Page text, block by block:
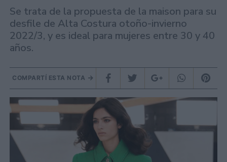
Se trata de la propuesta de la maison para su
desfile de Alta Costura otoño-invierno
2022/3, y es ideal para mujeres entre 30 y 40
años.
COMPARTÍ ESTA NOTA